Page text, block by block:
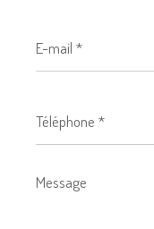
mail
*
*
Message
*